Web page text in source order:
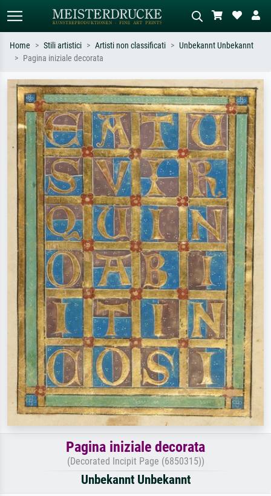
Cerca per artista, titolo o stile – es.
Monet, Notte stellata,
Impressionismo, onda di Hokusai,
nudo.
Descrivi la scena – es. prato verde,
astratto con molto rosso, dipinto a
olio scuro, nudo in piedi vicino a un
albero.
Home Stili artistici Artisti non classificati
Unbekannt Unbekannt
Pagina iniziale decorata
Pagina iniziale decorata
(Decorated Incipit Page (6850315))
Unbekannt Unbekannt